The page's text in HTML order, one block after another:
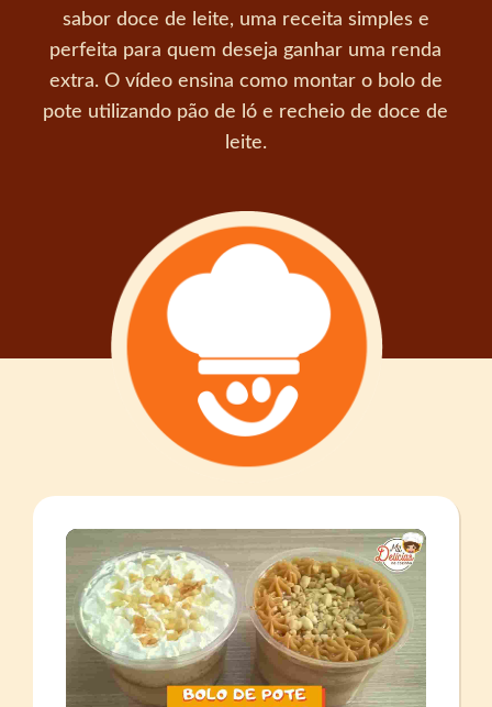
sabor doce de leite, uma receita simples e
perfeita para quem deseja ganhar uma renda
extra. O vídeo ensina como montar o bolo de
pote utilizando pão de ló e recheio de doce de
leite.